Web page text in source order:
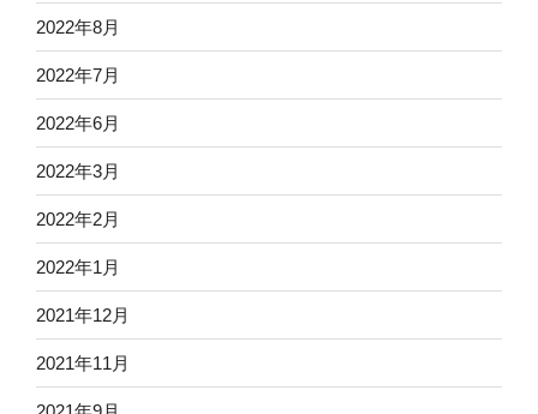
2022年8月
2022年7月
2022年6月
2022年3月
2022年2月
2022年1月
2021年12月
2021年11月